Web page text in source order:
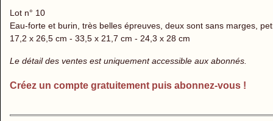
Lot n° 10
Eau-forte et burin, très belles épreuves, deux sont sans marges,
17,2 x 26,5 cm - 33,5 x 21,7 cm - 24,3 x 28 cm
Le détail des ventes est uniquement accessible aux abonnés.
Créez un compte gratuitement puis abonnez-vous !